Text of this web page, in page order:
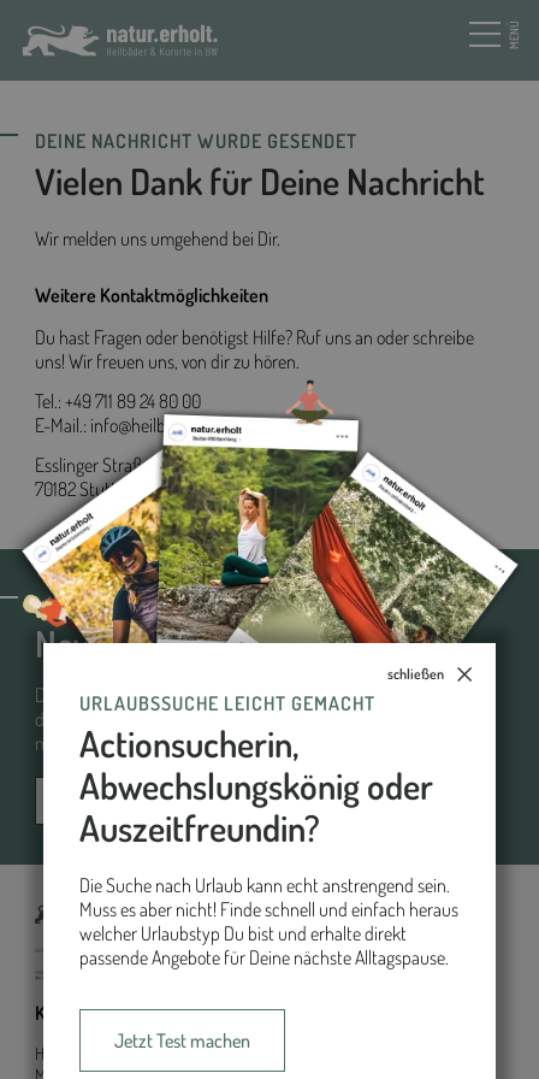
MENÜ
DEINE NACHRICHT WURDE GESENDET
Vielen Dank für Deine Nachricht
Wir melden uns umgehend bei Dir.
Weitere Kontaktmöglichkeiten
Du hast Fragen oder benötigst Hilfe? Ruf uns an oder schreibe
uns! Wir freuen uns, von dir zu hören.
Tel.: +49 711 89 24 80 00
E-Mail.: info@heilbaeder-bw.de
Esslinger Straße 8
70182 Stuttgart
WIR HALTEN DICH AUF DEM LAUFENDEN
Newsletteranmeldung
Du willst mehr erfahren? Möchtest gerne passende Angebote
direkt und bequem ins Postfach zugeschickt bekommen? Dann
melde dich jetzt an – kostenlos und unverbindlich.
Kontakt
HKM Heilbäder und Kurorte
Marketing GmbH
Inhalt
schließen
URLAUBSSUCHE LEICHT GEMACHT
Actionsucherin,
Abwechslungskönig oder
Auszeitfreundin?
Die Suche nach Urlaub kann echt anstrengend sein.
Muss es aber nicht! Finde schnell und einfach heraus
welcher Urlaubstyp Du bist und erhalte direkt
passende Angebote für Deine nächste Alltagspause.
Jetzt Test machen